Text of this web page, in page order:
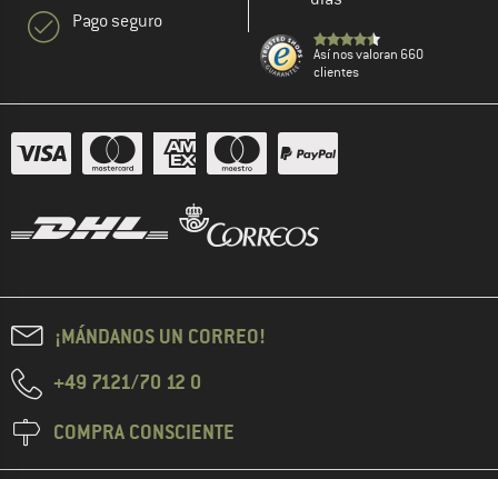
Pago seguro
Así nos valoran 660
clientes
¡MÁNDANOS UN CORREO!
+49 7121/70 12 0
COMPRA CONSCIENTE